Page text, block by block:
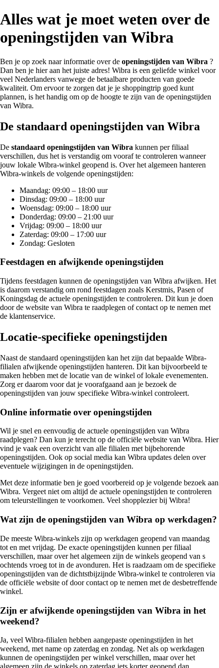
Alles wat je moet weten over de
openingstijden van Wibra
Ben je op zoek naar informatie over de openingstijden van Wibra ?
Dan ben je hier aan het juiste adres! Wibra is een geliefde winkel voor
veel Nederlanders vanwege de betaalbare producten van goede
kwaliteit. Om ervoor te zorgen dat je je shoppingtrip goed kunt
plannen, is het handig om op de hoogte te zijn van de openingstijden
van Wibra.
De standaard openingstijden van Wibra
De standaard openingstijden van Wibra kunnen per filiaal
verschillen, dus het is verstandig om vooraf te controleren wanneer
jouw lokale Wibra-winkel geopend is. Over het algemeen hanteren
Wibra-winkels de volgende openingstijden:
Maandag: 09:00 – 18:00 uur
Dinsdag: 09:00 – 18:00 uur
Woensdag: 09:00 – 18:00 uur
Donderdag: 09:00 – 21:00 uur
Vrijdag: 09:00 – 18:00 uur
Zaterdag: 09:00 – 17:00 uur
Zondag: Gesloten
Feestdagen en afwijkende openingstijden
Tijdens feestdagen kunnen de openingstijden van Wibra afwijken. Het
is daarom verstandig om rond feestdagen zoals Kerstmis, Pasen of
Koningsdag de actuele openingstijden te controleren. Dit kun je doen
door de website van Wibra te raadplegen of contact op te nemen met
de klantenservice.
Locatie-specifieke openingstijden
Naast de standaard openingstijden kan het zijn dat bepaalde Wibra-
filialen afwijkende openingstijden hanteren. Dit kan bijvoorbeeld te
maken hebben met de locatie van de winkel of lokale evenementen.
Zorg er daarom voor dat je voorafgaand aan je bezoek de
openingstijden van jouw specifieke Wibra-winkel controleert.
Online informatie over openingstijden
Wil je snel en eenvoudig de actuele openingstijden van Wibra
raadplegen? Dan kun je terecht op de officiële website van Wibra. Hier
vind je vaak een overzicht van alle filialen met bijbehorende
openingstijden. Ook op social media kan Wibra updates delen over
eventuele wijzigingen in de openingstijden.
Met deze informatie ben je goed voorbereid op je volgende bezoek aan
Wibra. Vergeet niet om altijd de actuele openingstijden te controleren
om teleurstellingen te voorkomen. Veel shopplezier bij Wibra!
Wat zijn de openingstijden van Wibra op werkdagen?
De meeste Wibra-winkels zijn op werkdagen geopend van maandag
tot en met vrijdag. De exacte openingstijden kunnen per filiaal
verschillen, maar over het algemeen zijn de winkels geopend van s
ochtends vroeg tot in de avonduren. Het is raadzaam om de specifieke
openingstijden van de dichtstbijzijnde Wibra-winkel te controleren via
de officiële website of door contact op te nemen met de desbetreffende
winkel.
Zijn er afwijkende openingstijden van Wibra in het
weekend?
Ja, veel Wibra-filialen hebben aangepaste openingstijden in het
weekend, met name op zaterdag en zondag. Net als op werkdagen
kunnen de openingstijden per winkel verschillen, maar over het